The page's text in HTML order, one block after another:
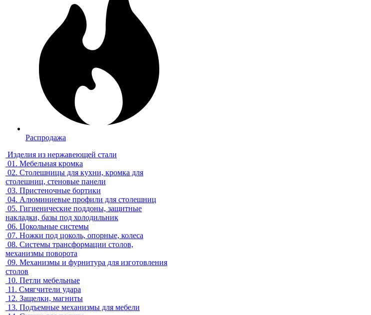
Распродажа
Изделия из нержавеющей стали
01. Мебельная кромка
02. Столешницы для кухни, кромка для
столешниц, стеновые панели
03. Пристеночные бортики
04. Алюминиевые профили для столешниц
05. Гигиенические поддоны, защитные
накладки, базы под холодильник
06. Цокольные системы
07. Ножки под цоколь, опорные, колеса
08. Системы трансформации столов,
механизмы поворота
09. Механизмы и фурнитура для изготовления
столов
10. Петли мебельные
11. Смягчители удара
12. Защелки, магниты
13. Подъемные механизмы для мебели